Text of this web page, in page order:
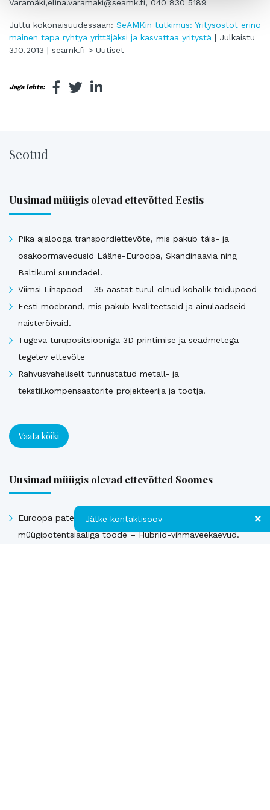
Varamäki,elina.varamaki@seamk.fi, 040 830 5189
Juttu kokonaisuudessaan: SeAMKin tutkimus: Yritysostot erino
mainen tapa ryhtyä yrittäjäksi ja kasvattaa yritystä | Julkaistu
3.10.2013 | seamk.fi > Uutiset
Jaga lehte:
Seotud
Uusimad müügis olevad ettevõtted Eestis
Pika ajalooga transpordiettevõte, mis pakub täis- ja
osakoormavedusid Lääne-Euroopa, Skandinaavia ning
Baltikumi suundadel.
Viimsi Lihapood – 35 aastat turul olnud kohalik toidupood
Eesti moebränd, mis pakub kvaliteetseid ja ainulaadseid
naisterõivaid.
Tugeva turupositsiooniga 3D printimise ja seadmetega
tegelev ettevõte
Rahvusvaheliselt tunnustatud metall- ja
tekstiilkompensaatorite projekteerija ja tootja.
Vaata kõiki
Uusimad müügis olevad ettevõtted Soomes
Euroopa patendiga kaitstud uuenduslik ja suure
müügipotentsiaaliga toode – Hübriid-vihmaveekaevud.
Jätke kontaktisoov